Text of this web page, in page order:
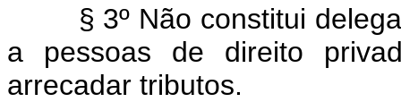
§ 3º Não constitui
a pessoas de direito
arrecadar tributos.